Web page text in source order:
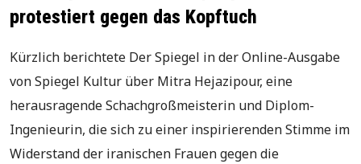
protestiert gegen das Kopftuch
Kürzlich berichtete Der Spiegel in der Online-Ausgabe
von Spiegel Kultur über Mitra Hejazipour, eine
herausragende Schachgroßmeisterin und Diplom-
Ingenieurin, die sich zu einer inspirierenden Stimme im
Widerstand der iranischen Frauen gegen die